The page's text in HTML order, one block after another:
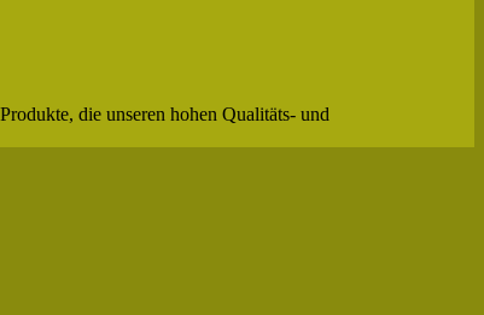
die unseren hohen Qualitäts- und